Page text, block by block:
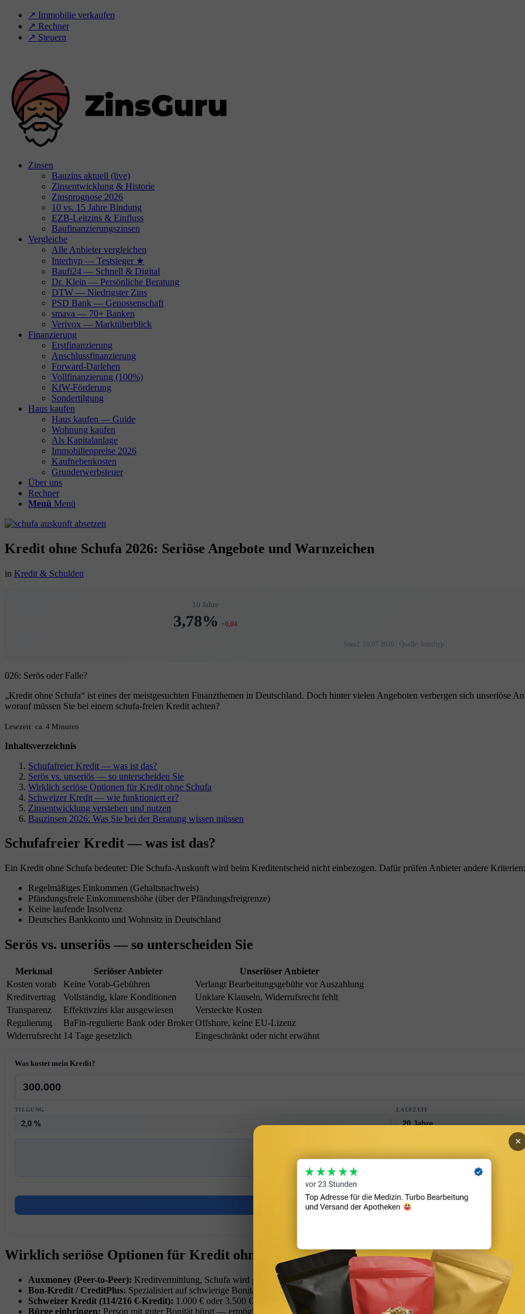
↗️ Immobilie verkaufen
↗️ Rechner
↗️ Steuern
Zinsen
Bauzins aktuell (live)
Zinsentwicklung & Historie
Zinsprognose 2026
10 vs. 15 Jahre Bindung
EZB-Leitzins & Einfluss
Baufinanzierungszinsen
Vergleiche
Alle Anbieter vergleichen
Interhyp — Testsieger ★
Baufi24 — Schnell & Digital
Dr. Klein — Persönliche Beratung
DTW — Niedrigster Zins
PSD Bank — Genossenschaft
smava — 70+ Banken
Verivox — Marktüberblick
Finanzierung
Erstfinanzierung
Anschlussfinanzierung
Forward-Darlehen
Vollfinanzierung (100%)
KfW-Förderung
Sondertilgung
Haus kaufen
Haus kaufen — Guide
Wohnung kaufen
Als Kapitalanlage
Immobilienpreise 2026
Kaufnebenkosten
Grunderwerbsteuer
Über uns
Rechner
Menü Menü
Kredit ohne Schufa 2026: Seriöse Angebote und Warnzeichen
in Kredit & Schulden
10 Jahre
3,78% +0,04
Stand: 16.07.2026 | Quelle: Interhyp
026: Serös oder Falle?
„Kredit ohne Schufa“ ist eines der meistgesuchten Finanzthemen in Deutschland. Doch hinter vielen Angeboten verbergen sich unseriöse
worauf müssen Sie bei einem schufa-freien Kredit achten?
Lesezeit: ca. 4 Minuten
Inhaltsverzeichnis
Schufafreier Kredit — was ist das?
Serös vs. unseriös — so unterscheiden Sie
Wirklich seriöse Optionen für Kredit ohne Schufa
Schweizer Kredit — wie funktioniert er?
Zinsentwicklung verstehen und nutzen
Bauzinsen 2026: Was Sie bei der Beratung wissen müssen
Schufafreier Kredit — was ist das?
Ein Kredit ohne Schufa bedeutet: Die Schufa-Auskunft wird beim Kreditentscheid nicht einbezogen. Dafür prüfen Anbieter andere Kriterien:
Regelmäßiges Einkommen (Gehaltsnachweis)
Pfändungsfreie Einkommenshöhe (über der Pfändungsfreigrenze)
Keine laufende Insolvenz
Deutsches Bankkonto und Wohnsitz in Deutschland
Serös vs. unseriös — so unterscheiden Sie
Merkmal Seriöser Anbieter
Unseriöser Anbieter
Kosten vorab
Keine Vorab-Gebühren
Verlangt Bearbeitungsgebühr vor Auszahlung
Kreditvertrag
Vollständig, klare Konditionen
Unklare Klauseln, Widerrufsrecht fehlt
Transparenz
Effektivzins klar ausgewiesen
Versteckte Kosten
Regulierung
BaFin-regulierte Bank oder Broker Offshore, keine EU-Lizenz
Widerrufsrecht 14 Tage gesetzlich Eingeschränkt oder nicht erwähnt
Was kostet mein Kredit?
TILGUNG LAUFZEIT
1.445 €
Zinsen: 167.878 € · Restschuld: 121.078 €
Vollständige Berechnung →
Wirklich seriöse Optionen für Kredit ohne Schufa
Auxmoney (Peer-to-Peer): Kreditvermittlung, Schufa wird gewichtet aber ist nicht alleiniges Kriterium. Zinsen 4–20% je nach
Bon-Kredit / CreditPlus: Spezialisiert auf schwierige Bonitäten — Schufa weniger relevant, Einkommen im Fokus
Schweizer Kredit (114/216 €-Kredit): 1.000 € oder 3.500 € ohne Schufa via Bank aus der Schweiz. Effektiv teurer, aber manchmal
Bürge einbringen: Person mit guter Bonität bürgt — ermöglicht normalen Bankkredit
×